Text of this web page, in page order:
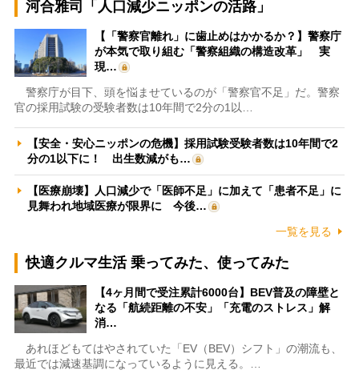
河合雅司「人口減少ニッポンの活路」
【「警察官離れ」に歯止めはかかるか？】警察庁
が本気で取り組む「警察組織の構造改革」 実
現…
警察庁が目下、頭を悩ませているのが「警察官不足」だ。警察
官の採用試験の受験者数は10年間で2分の1以…
【安全・安心ニッポンの危機】採用試験受験者数は10年間で2
分の1以下に！ 出生数減がも…
【医療崩壊】人口減少で「医師不足」に加えて「患者不足」に
見舞われ地域医療が限界に 今後…
一覧を見る
快適クルマ生活 乗ってみた、使ってみた
【4ヶ月間で受注累計6000台】BEV普及の障壁と
なる「航続距離の不安」「充電のストレス」解
消…
あれほどもてはやされていた「EV（BEV）シフト」の潮流も、
最近では減速基調になっているように見える。…